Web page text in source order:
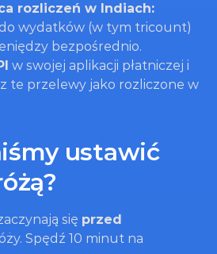
rozliczeń w Indiach:
wydatków (w tym tricount)
w swojej aplikacji płatniczej i
te przelewy jako rozliczone w
ustawić
się przed
Spędź 10 minut na